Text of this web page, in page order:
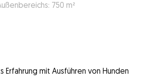
750 m²
Erfahrung mit Ausführen von Hunden